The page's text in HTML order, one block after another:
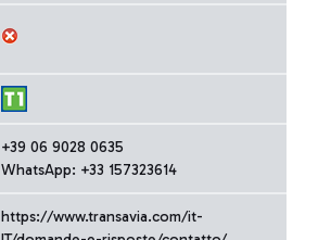
+39 06 9028 0635
WhatsApp: +33 157323614
https://www.transavia.com/it-